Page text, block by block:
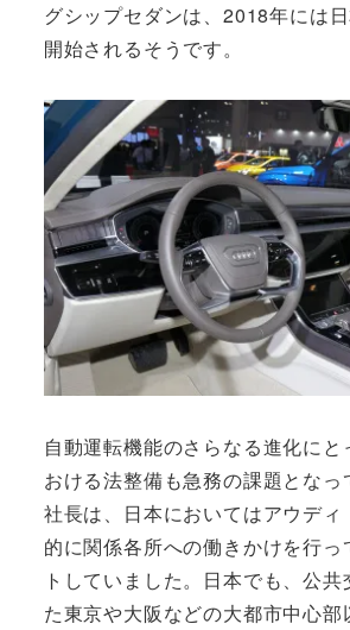
グシップセダンは、2018年には
開始されるそうです。
自動運転機能のさらなる進化に
おける法整備も急務の課題とな
社長は、日本においてはアウディ
的に関係各所への働きかけを行っ
トしていました。日本でも、公
た東京や大阪などの大都市中心部